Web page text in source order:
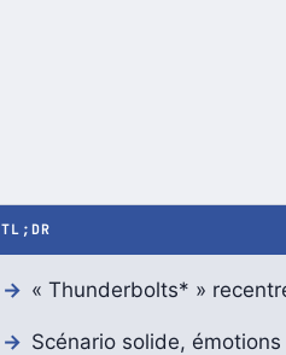
TL;DR
« Thunderbolts* »
Scénario solide,